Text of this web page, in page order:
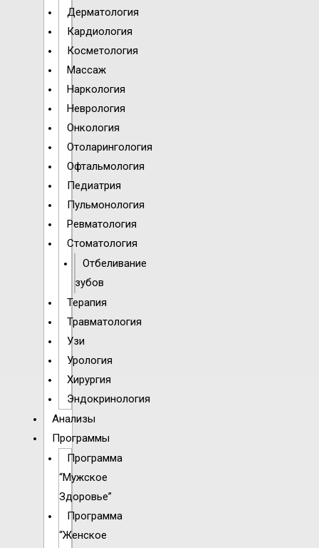
Дерматология
Кардиология
Косметология
Массаж
Наркология
Неврология
Онкология
Отоларингология
Офтальмология
Педиатрия
Пульмонология
Ревматология
Стоматология
Отбеливание
зубов
Терапия
Травматология
Узи
Урология
Хирургия
Эндокринология
Анализы
Программы
Программа
“Мужское
Здоровье”
Программа
“Женское